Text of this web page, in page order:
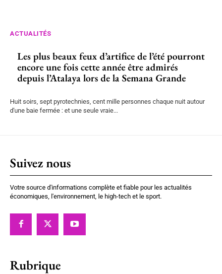
ACTUALITÉS
Les plus beaux feux d’artifice de l’été pourront
encore une fois cette année être admirés
depuis l’Atalaya lors de la Semana Grande
Huit soirs, sept pyrotechnies, cent mille personnes chaque nuit autour
d'une baie fermée : et une seule vraie...
Suivez nous
Votre source d'informations complète et fiable pour les actualités
économiques, l'environnement, le high-tech et le sport.
Rubrique